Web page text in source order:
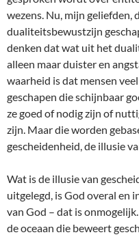
wezens. Nu, mijn
dualiteitsbewustzijn
denken dat wat uit het
alleen maar duister en
waarheid is dat mensen
geschapen die schijnbaar
ze goed of nodig zijn of
zijn. Maar die worden
gescheidenheid, de illusie
Wat is de illusie van
uitgelegd, is God overal en
van God – dat is
de oceaan die beweert